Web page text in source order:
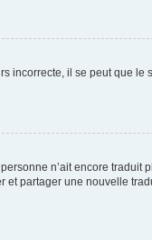
incorrecte, il se peut que
n’ait encore
partager une nouvelle